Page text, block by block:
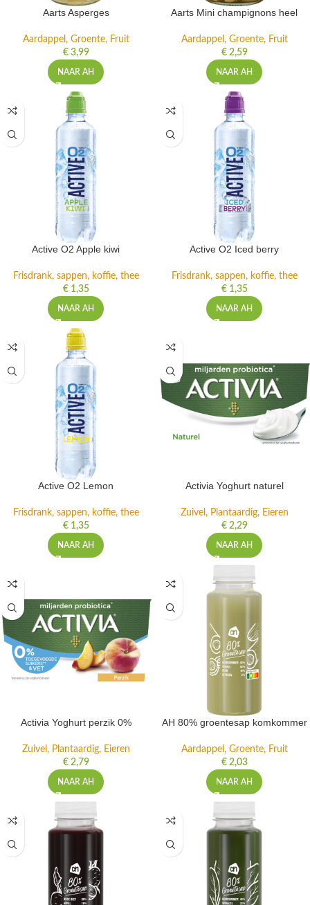
Aarts Asperges
Aardappel, Groente, Fruit
€3,99
NAAR AH
Aarts Mini champignons heel
Aardappel, Groente, Fruit
€2,59
NAAR AH
Active O2 Apple kiwi
Frisdrank, sappen, koffie, thee
€1,35
NAAR AH
Active O2 Iced berry
Frisdrank, sappen, koffie, thee
€1,35
NAAR AH
Active O2 Lemon
Frisdrank, sappen, koffie, thee
€1,35
NAAR AH
Activia Yoghurt naturel
Zuivel, Plantaardig, Eieren
€2,29
NAAR AH
Activia Yoghurt perzik 0%
Zuivel, Plantaardig, Eieren
€2,79
NAAR AH
AH 80% groentesap komkommer
Aardappel, Groente, Fruit
€2,03
NAAR AH